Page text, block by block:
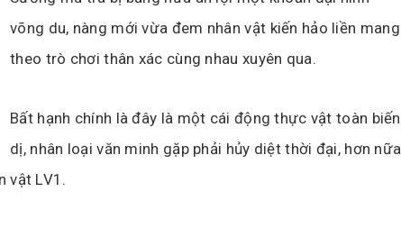
võng du, nàng mới vừa đem nhân vật kiến hảo liền mang
theo trò chơi thân xác cùng nhau xuyên qua.
Bất hạnh chính là đây là một cái động thực vật toàn biến
dị, nhân loại văn minh gặp phải hủy diệt thời đại, hơn nữa
vật LV1.